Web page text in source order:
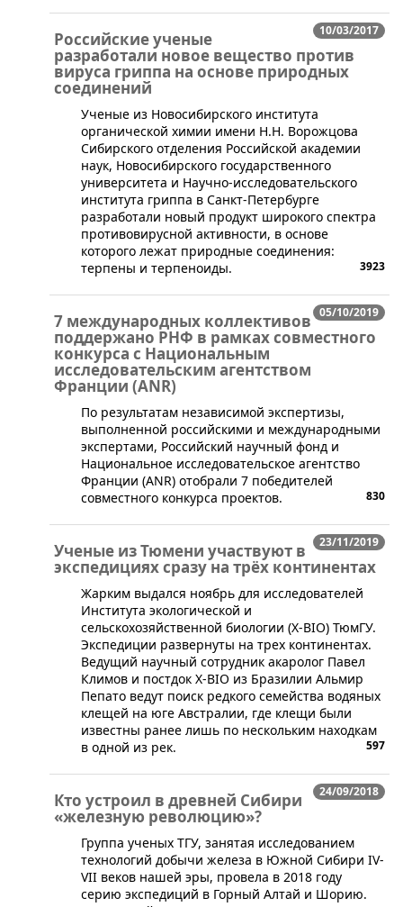
10/03/2017
Российские ученые
разработали новое вещество против
вируса гриппа на основе природных
соединений
​Ученые из Новосибирского института
органической химии имени Н.Н. Ворожцова
Сибирского отделения Российской академии
наук, Новосибирского государственного
университета и Научно-исследовательского
института гриппа в Санкт-Петербурге
разработали новый продукт широкого спектра
противовирусной активности, в основе
которого лежат природные соединения:
терпены и терпеноиды.
3923
05/10/2019
7 международных коллективов
поддержано РНФ в рамках совместного
конкурса с Национальным
исследовательским агентством
Франции (ANR)
​По результатам независимой экспертизы,
выполненной российскими и международными
экспертами, Российский научный фонд и
Национальное исследовательское агентство
Франции (ANR) отобрали 7 победителей
совместного конкурса проектов.
830
23/11/2019
Ученые из Тюмени участвуют в
экспедициях сразу на трёх континентах
Жарким выдался ноябрь для исследователей
Института экологической и
сельскохозяйственной биологии (X-BIO) ТюмГУ.
Экспедиции развернуты на трех континентах.
Ведущий научный сотрудник акаролог Павел
Климов и постдок X-BIO из Бразилии Альмир
Пепато ведут поиск редкого семейства водяных
клещей на юге Австралии, где клещи были
известны ранее лишь по нескольким находкам
в одной из рек.
597
24/09/2018
Кто устроил в древней Сибири
«железную революцию»?
​Группа ученых ТГУ, занятая исследованием
технологий добычи железа в Южной Сибири IV-
VII веков нашей эры, провела в 2018 году
серию экспедиций в Горный Алтай и Шорию.